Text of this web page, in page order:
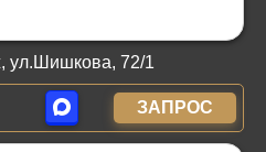
ул.Шишкова, 72/1
ЗАПРОС